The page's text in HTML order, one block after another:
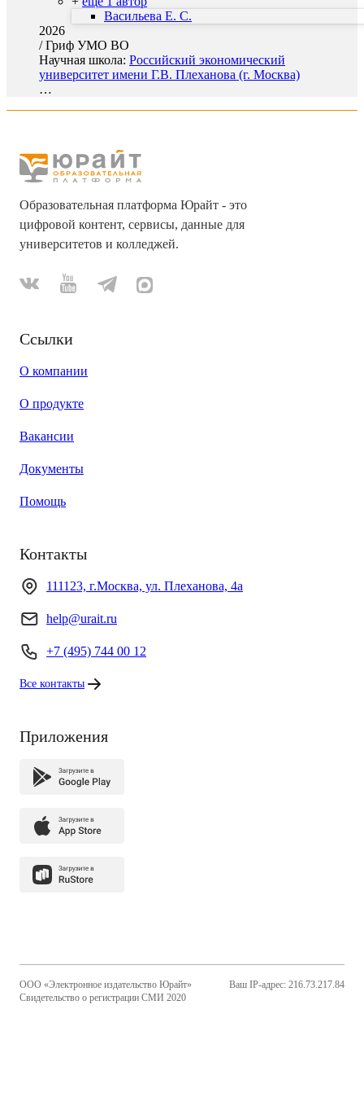
Васильева Е. С.
2026
/Гриф УМО ВО
Научная школа: Российский экономический
университет имени Г.В. Плеханова (г. Москва)
…
Образовательная платформа Юрайт - это
цифровой контент, сервисы, данные для
университетов и колледжей.
Ссылки
О компании
О продукте
Вакансии
Документы
Помощь
Контакты
111123, г.Москва, ул. Плеханова, 4а
help@urait.ru
+7 (495) 744 00 12
Все контакты
Приложения
ООО «Электронное издательство Юрайт»
Свидетельство о регистрации СМИ 2020
Ваш IP-адрес: 216.73.217.84